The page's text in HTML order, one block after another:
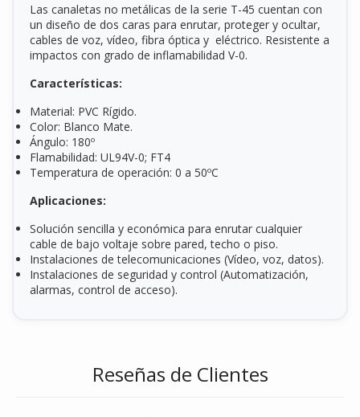
Las canaletas no metálicas de la serie T-45 cuentan con
un diseño de dos caras para enrutar, proteger y ocultar,
cables de voz, vídeo, fibra óptica y eléctrico. Resistente a
impactos con grado de inflamabilidad V-0.
Características:
Material: PVC Rígido.
Color: Blanco Mate.
Ángulo: 180º
Flamabilidad: UL94V-0; FT4
Temperatura de operación: 0 a 50ºC
Aplicaciones:
Solución sencilla y económica para enrutar cualquier
cable de bajo voltaje sobre pared, techo o piso.
Instalaciones de telecomunicaciones (Vídeo, voz, datos).
Instalaciones de seguridad y control (Automatización,
alarmas, control de acceso).
Reseñas de Clientes